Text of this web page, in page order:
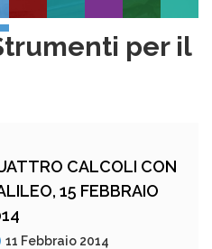
per il
CALCOLI CON
15 FEBBRAIO
11 Febbraio 2014